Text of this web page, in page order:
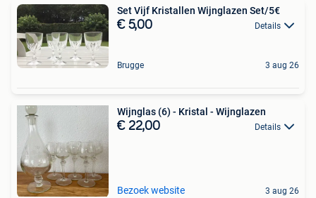
Set Vijf Kristallen Wijnglazen Set/5€
€ 5,00 Details
Brugge 3 aug 26
Wijnglas (6) - Kristal - Wijnglazen
€ 22,00 Details
Bezoek website 3 aug 26